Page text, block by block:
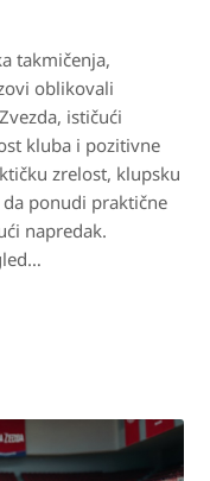
takmičenja,
oblikovali
ističući
kluba i pozitivne
zrelost, klupsku
ponudi praktične
napredak.